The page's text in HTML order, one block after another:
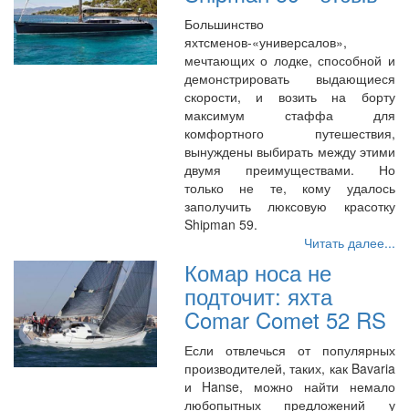
Большинство
яхтсменов-«универсалов»,
мечтающих о лодке, способной и
демонстрировать выдающиеся
скорости, и возить на борту
максимум стаффа для
комфортного путешествия,
вынуждены выбирать между этими
двумя преимуществами. Но
только не те, кому удалось
заполучить люксовую красотку
Shipman 59.
Читать далее...
Комар носа не
подточит: яхта
Comar Comet 52 RS
Если отвлечься от популярных
производителей, таких, как Bavaria
и Hanse, можно найти немало
любопытных предложений у